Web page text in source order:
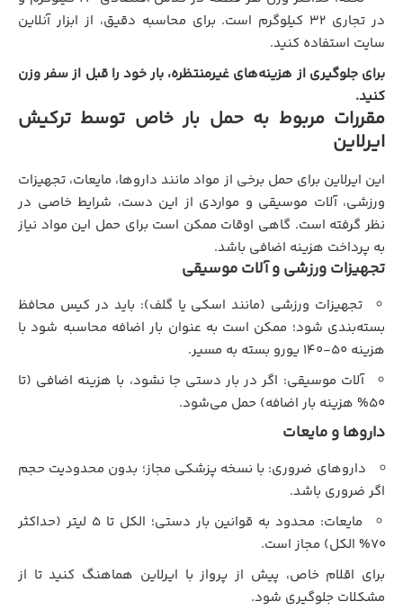
در تجاری ۳۲ کیلوگرم است. برای محاسبه دقیق، از ابزار آنلاین
سایت استفاده کنید.
برای جلوگیری از هزینه‌های غیرمنتظره، بار خود را قبل از سفر وزن
کنید.
مقررات مربوط به حمل بار خاص توسط ترکیش
ایرلاین
این ایرلاین برای حمل برخی از مواد مانند داروها، مایعات، تجهیزات
ورزشی، آلات موسیقی و مواردی از این دست، شرایط خاصی در
نظر گرفته است. گاهی اوقات ممکن است برای حمل این مواد نیاز
به پرداخت هزینه اضافی باشد.
تجهیزات ورزشی و آلات موسیقی
تجهیزات ورزشی (مانند اسکی یا گلف): باید در کیس محافظ
بسته‌بندی شود؛ ممکن است به عنوان بار اضافه محاسبه شود با
هزینه ۵۰-۱۴۰ یورو بسته به مسیر.
آلات موسیقی: اگر در بار دستی جا نشود، با هزینه اضافی (تا
۵۰% هزینه بار اضافه) حمل می‌شود.
داروها و مایعات
داروهای ضروری: با نسخه پزشکی مجاز؛ بدون محدودیت حجم
اگر ضروری باشد.
مایعات: محدود به قوانین بار دستی؛ الکل تا ۵ لیتر (حداکثر
۷۰% الکل) مجاز است.
برای اقلام خاص، پیش از پرواز با ایرلاین هماهنگ کنید تا از
مشکلات جلوگیری شود.